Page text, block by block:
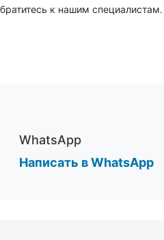
к нашим специалистам.
WhatsApp
Написать в WhatsApp